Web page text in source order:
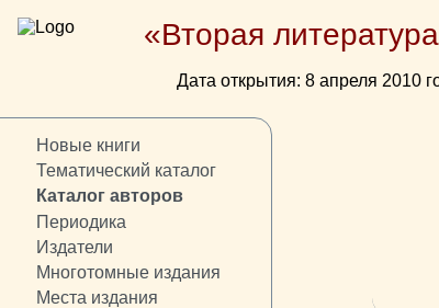
«Вторая
Дата открытия: 8 апреля 2010
Новые книги
Тематический каталог
Каталог авторов
Периодика
Издатели
Многотомные издания
Места издания